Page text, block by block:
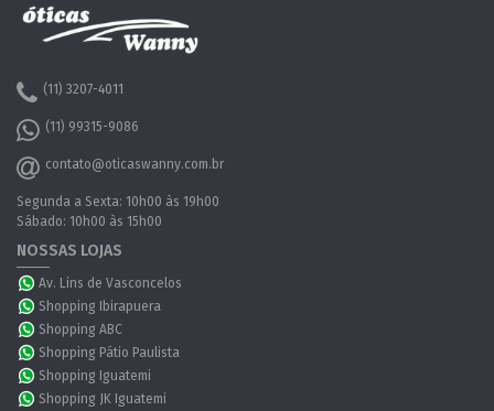
(11) 3207-4011
(11) 99315-9086
contato@oticaswanny.com.br
Segunda a Sexta: 10h00 às 19h00
Sábado: 10h00 às 15h00
NOSSAS LOJAS
Av. Lins de Vasconcelos
Shopping Ibirapuera
Shopping ABC
Shopping Pátio Paulista
Shopping Iguatemi
Shopping JK Iguatemi